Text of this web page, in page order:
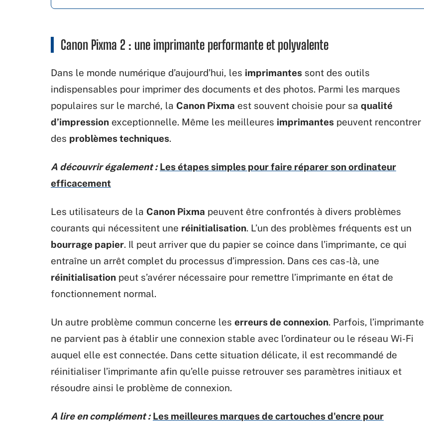
Canon Pixma 2 : une imprimante performante et polyvalente
Dans le monde numérique d’aujourd’hui, les imprimantes sont des outils
indispensables pour imprimer des documents et des photos. Parmi les marques
populaires sur le marché, la Canon Pixma est souvent choisie pour sa qualité
d’impression exceptionnelle. Même les meilleures imprimantes peuvent rencontrer
des problèmes techniques.
A découvrir également : Les étapes simples pour faire réparer son ordinateur
efficacement
Les utilisateurs de la Canon Pixma peuvent être confrontés à divers problèmes
courants qui nécessitent une réinitialisation. L’un des problèmes fréquents est un
bourrage papier. Il peut arriver que du papier se coince dans l’imprimante, ce qui
entraîne un arrêt complet du processus d’impression. Dans ces cas-là, une
réinitialisation peut s’avérer nécessaire pour remettre l’imprimante en état de
fonctionnement normal.
Un autre problème commun concerne les erreurs de connexion. Parfois, l’imprimante
ne parvient pas à établir une connexion stable avec l’ordinateur ou le réseau Wi-Fi
auquel elle est connectée. Dans cette situation délicate, il est recommandé de
réinitialiser l’imprimante afin qu’elle puisse retrouver ses paramètres initiaux et
résoudre ainsi le problème de connexion.
A lire en complément : Les meilleures marques de cartouches d'encre pour